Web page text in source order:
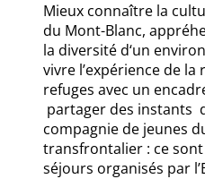
Mieux connaître la
du Mont-Blanc,
la diversité d‘un
vivre l’expérience de
refuges avec un
partager des instants
compagnie de jeunes
transfrontalier : ce
séjours organisés par